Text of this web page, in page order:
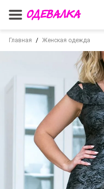
Главная Женская одежда